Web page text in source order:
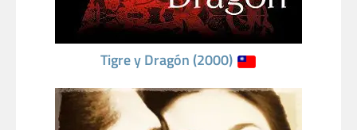
Tigre y Dragón (2000)